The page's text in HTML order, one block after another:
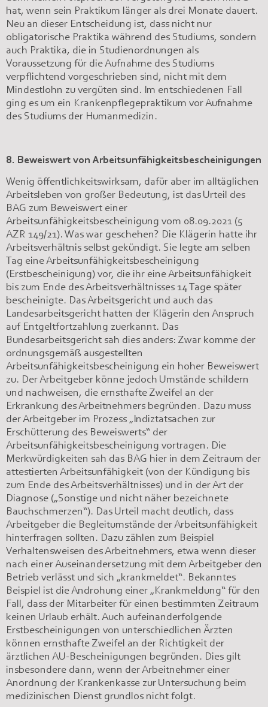
hat, wenn sein Praktikum länger als drei Monate dauert.
Neu an dieser Entscheidung ist, dass nicht nur
obligatorische Praktika während des Studiums, sondern
auch Praktika, die in Studienordnungen als
Voraussetzung für die Aufnahme des Studiums
verpflichtend vorgeschrieben sind, nicht mit dem
Mindestlohn zu vergüten sind. Im entschiedenen Fall
ging es um ein Krankenpflegepraktikum vor Aufnahme
des Studiums der Humanmedizin.
8. Beweiswert von Arbeitsunfähigkeitsbescheinigungen
Wenig öffentlichkeitswirksam, dafür aber im alltäglichen
Arbeitsleben von großer Bedeutung, ist das Urteil des
BAG zum Beweiswert einer
Arbeitsunfähigkeitsbescheinigung vom 08.09.2021 (5
AZR 149/21). Was war geschehen? Die Klägerin hatte ihr
Arbeitsverhältnis selbst gekündigt. Sie legte am selben
Tag eine Arbeitsunfähigkeitsbescheinigung
(Erstbescheinigung) vor, die ihr eine Arbeitsunfähigkeit
bis zum Ende des Arbeitsverhältnisses 14 Tage später
bescheinigte. Das Arbeitsgericht und auch das
Landesarbeitsgericht hatten der Klägerin den Anspruch
auf Entgeltfortzahlung zuerkannt. Das
Bundesarbeitsgericht sah dies anders: Zwar komme der
ordnungsgemäß ausgestellten
Arbeitsunfähigkeitsbescheinigung ein hoher Beweiswert
zu. Der Arbeitgeber könne jedoch Umstände schildern
und nachweisen, die ernsthafte Zweifel an der
Erkrankung des Arbeitnehmers begründen. Dazu muss
der Arbeitgeber im Prozess „Indiztatsachen zur
Erschütterung des Beweiswerts“ der
Arbeitsunfähigkeitsbescheinigung vortragen. Die
Merkwürdigkeiten sah das BAG hier in dem Zeitraum der
attestierten Arbeitsunfähigkeit (von der Kündigung bis
zum Ende des Arbeitsverhältnisses) und in der Art der
Diagnose („Sonstige und nicht näher bezeichnete
Bauchschmerzen“). Das Urteil macht deutlich, dass
Arbeitgeber die Begleitumstände der Arbeitsunfähigkeit
hinterfragen sollten. Dazu zählen zum Beispiel
Verhaltensweisen des Arbeitnehmers, etwa wenn dieser
nach einer Auseinandersetzung mit dem Arbeitgeber den
Betrieb verlässt und sich „krankmeldet“. Bekanntes
Beispiel ist die Androhung einer „Krankmeldung“ für den
Fall, dass der Mitarbeiter für einen bestimmten Zeitraum
keinen Urlaub erhält. Auch aufeinanderfolgende
Erstbescheinigungen von unterschiedlichen Ärzten
können ernsthafte Zweifel an der Richtigkeit der
ärztlichen AU-Bescheinigungen begründen. Dies gilt
insbesondere dann, wenn der Arbeitnehmer einer
Anordnung der Krankenkasse zur Untersuchung beim
medizinischen Dienst grundlos nicht folgt.